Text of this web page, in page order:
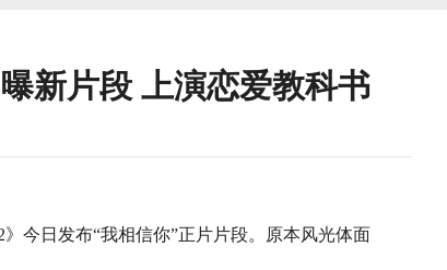
新片段 上演恋爱教科书
今日发布“我相信你”正片片段。原本风光体面